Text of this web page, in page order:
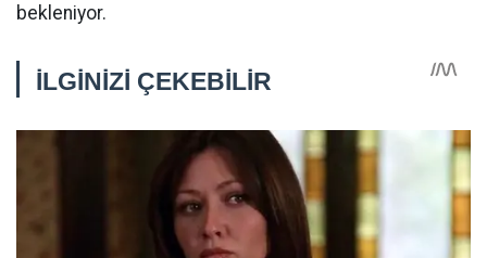
bekleniyor.